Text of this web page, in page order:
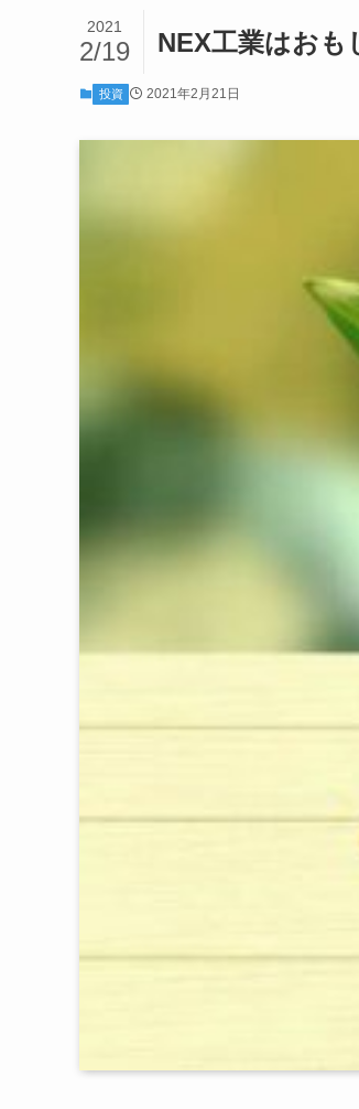
NEX工業はおも
2021
2/19
投資 2021年2月21日